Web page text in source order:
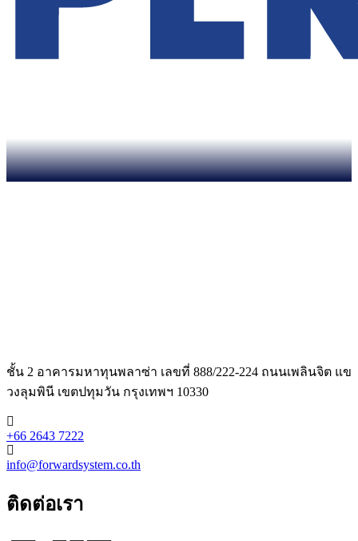
ชั้น 2 อาคารมหาทุนพลาซ่า เลขที่ 888/222-224 ถนนเพลินจิต แข
วงลุมพินี เขตปทุมวัน กรุงเทพฯ 10330
+66 2643 7222
info@forwardsystem.co.th
ติดต่อเรา